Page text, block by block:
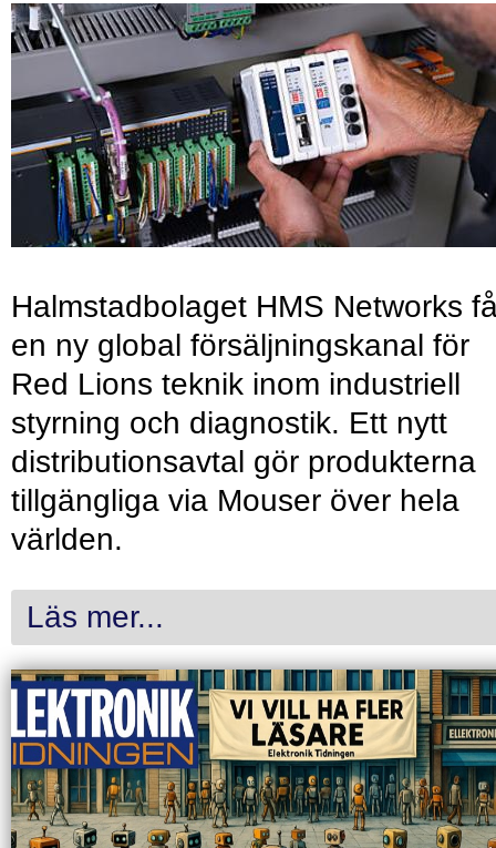
Halmstadbolaget HMS Networks
en ny global försäljningskanal för
Red Lions teknik inom industriell
styrning och diagnostik. Ett nytt
distributionsavtal gör produkterna
tillgängliga via Mouser över hela
världen.
Läs mer...